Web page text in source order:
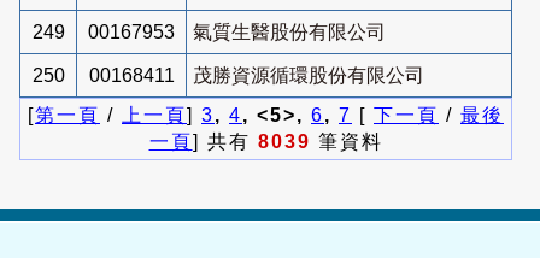
249 00167953 氣質生醫股份有限公司
250 00168411
茂勝資源循環股份有限公司
[第一頁 / 上一頁] 3, 4, <5>, 6, 7 [ 下一頁 / 最後
一頁] 共有 8039 筆資料